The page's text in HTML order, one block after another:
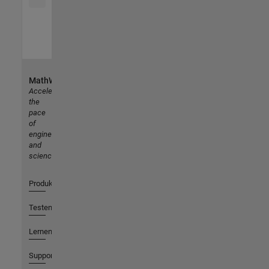
MathWorks
Accelerating
the
pace
of
engineering
and
science
Produkte
Testen oder Kaufen
Lernen
Support